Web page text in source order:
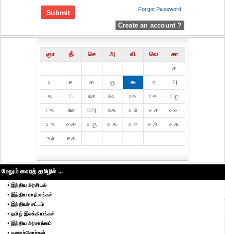
Forgot Password
Create an account ?
ஞா தி் செ அ வி வெ
கா
௧
௨
௩ ௪ ௫ ௬ ௭
௮
௯
௰ ௰௧ ௰௨ ௰௩ ௰௪
௰௫
௰௬
௰௭ ௰௮ ௰௯ ௨௰ ௨௧
௨௨
௨௩
௨௪ ௨௫ ௨௬ ௨௭ ௨௮
௨௯
௩௰
௩௧
மேலும் வைரத் தமிழில் ...
• இந்திய அரசியல்
• இந்திய மாநிலங்கள்
• இந்தியச் சட்டம்
• தமிழ் இலக்கியங்கள்
• இந்திய அரசாங்கம்
• கலைச்சொற்கள்